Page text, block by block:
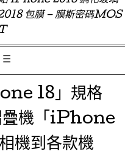
包膜 – 膜斯密碼MOS
☰
18」規格
疊機「iPhone
機到各款機